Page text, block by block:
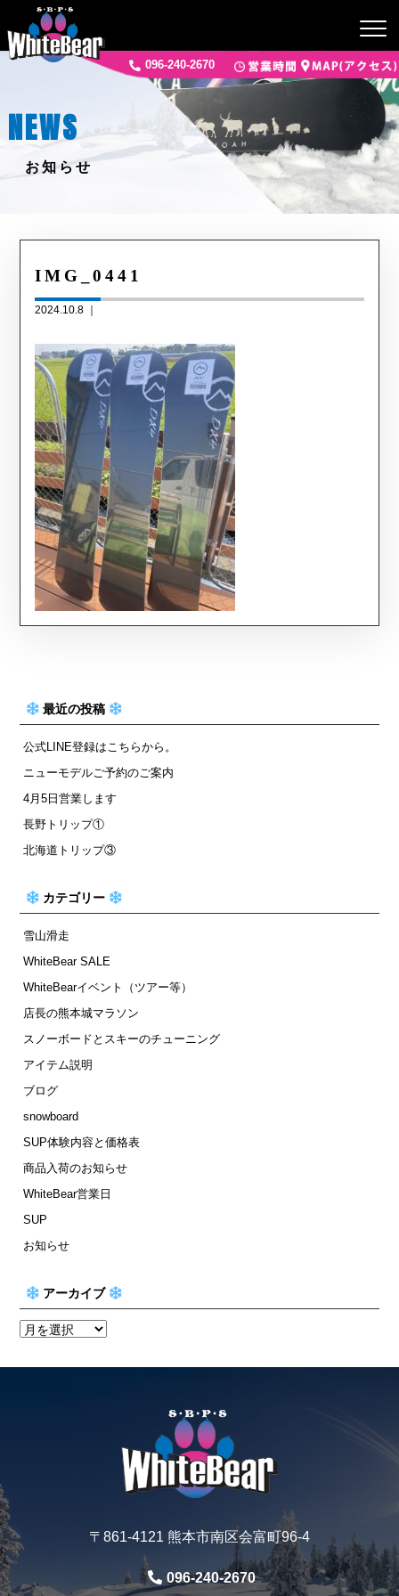
096-240-2670
NEWS
お知らせ
IMG_0441
2024.10.8 ｜
最近の投稿
公式LINE登録はこちらから。
ニューモデルご予約のご案内
4月5日営業します
長野トリップ①
北海道トリップ③
カテゴリー
雪山滑走
WhiteBear SALE
WhiteBearイベント（ツアー等）
店長の熊本城マラソン
スノーボードとスキーのチューニング
アイテム説明
ブログ
snowboard
SUP体験内容と価格表
商品入荷のお知らせ
WhiteBear営業日
SUP
お知らせ
アーカイブ
〒861-4121 熊本市南区会富町96-4
096-240-2670